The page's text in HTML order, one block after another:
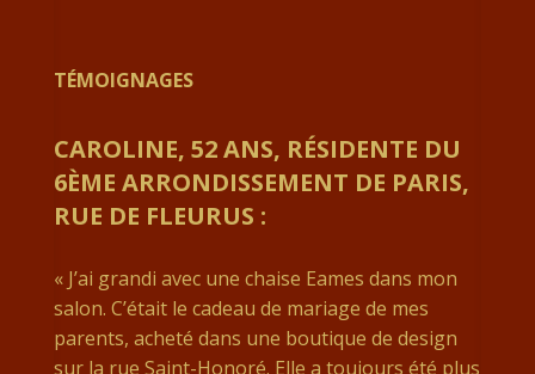
TÉMOIGNAGES
CAROLINE, 52 ANS, RÉSIDENTE DU
6ÈME ARRONDISSEMENT DE PARIS,
RUE DE FLEURUS :
« J’ai grandi avec une chaise Eames dans mon
salon. C’était le cadeau de mariage de mes
parents, acheté dans une boutique de design
sur la rue Saint-Honoré. Elle a toujours été plus